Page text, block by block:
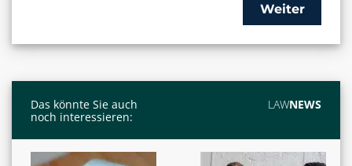
Weiter
Das könnte Sie auch
noch interessieren:
LAWNEWS